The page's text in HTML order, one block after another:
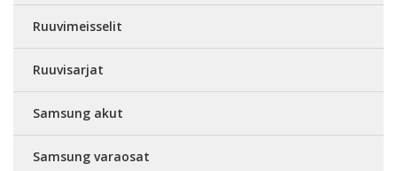
Ruuvimeisselit
Ruuvisarjat
Samsung akut
Samsung varaosat